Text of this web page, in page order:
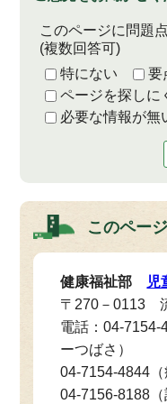
このページに問題
(複数回答可)
特にない
要
ページを探しに
必要な情報が無
このペー
健康福祉部 児
〒270－0113
電話：04-7154-
ーつばさ）
04-7154-4844（
04-7156-8188（